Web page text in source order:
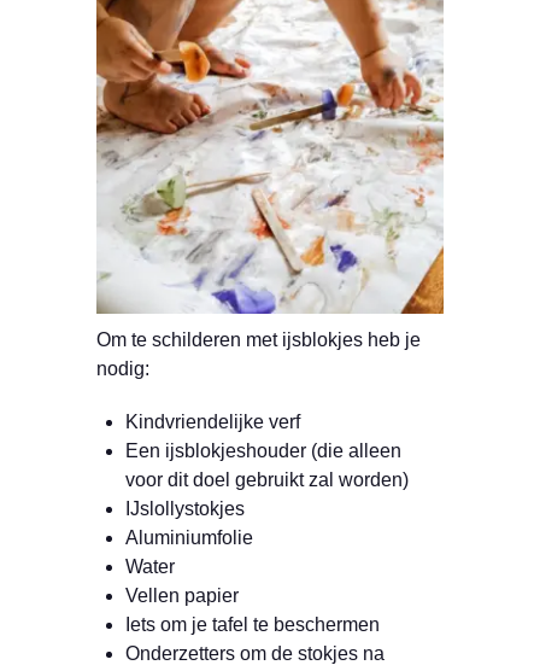
Om te schilderen met ijsblokjes heb je
nodig:
Kindvriendelijke verf
Een ijsblokjeshouder (die alleen
voor dit doel gebruikt zal worden)
IJslollystokjes
Aluminiumfolie
Water
Vellen papier
Iets om je tafel te beschermen
Onderzetters om de stokjes na